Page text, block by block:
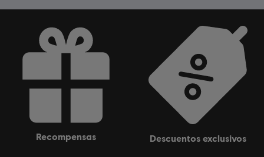
recompensas descuentos exclusivos